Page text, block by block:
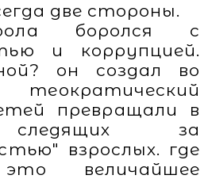
две стороны.
боролся с
и коррупцией.
он создал во
превращали в
следящих за
взрослых. где
величайшее